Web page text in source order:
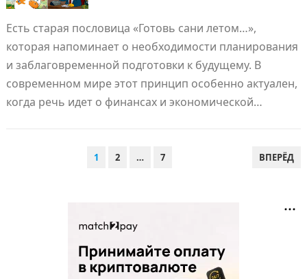
Есть старая пословица «Готовь сани летом…»,
которая напоминает о необходимости планирования
и заблаговременной подготовки к будущему. В
современном мире этот принцип особенно актуален,
когда речь идет о финансах и экономической…
1 2 … 7 ВПЕРЁД